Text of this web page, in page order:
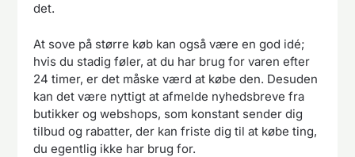
det.
At sove på større køb kan også være en god idé;
hvis du stadig føler, at du har brug for varen efter
24 timer, er det måske værd at købe den. Desuden
kan det være nyttigt at afmelde nyhedsbreve fra
butikker og webshops, som konstant sender dig
tilbud og rabatter, der kan friste dig til at købe ting,
du egentlig ikke har brug for.